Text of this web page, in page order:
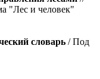
"Лес и человек"
словарь / Под